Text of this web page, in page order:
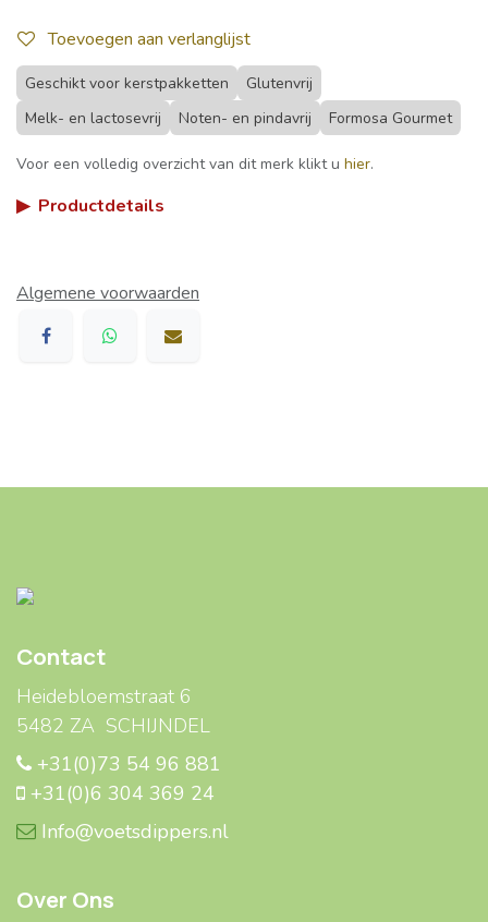
Toevoegen aan verlanglijst
Geschikt voor kerstpakketten
Glutenvrij
Melk- en lactosevrij
Noten- en pindavrij Formosa Gourmet
Voor een volledig overzicht van dit merk klikt u hier.
▶ Productdetails
Algemene voorwaarden
Contact
Heidebloemstraat 6
5482 ZA SCHIJNDEL
+31(0)73 54 96 881
+31(0)6 304 369 24
Info@voetsdippers.nl
Over Ons